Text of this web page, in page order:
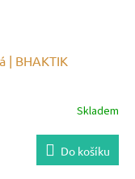
| BHAKTIK
Skladem
Do košíku